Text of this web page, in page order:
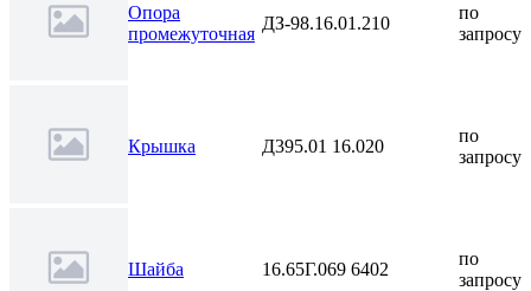
Опора
промежуточная
ДЗ-98.16.01.210
по
запросу
Крышка Д395.01 16.020
по
запросу
Шайба 16.65Г.069 6402
по
запросу